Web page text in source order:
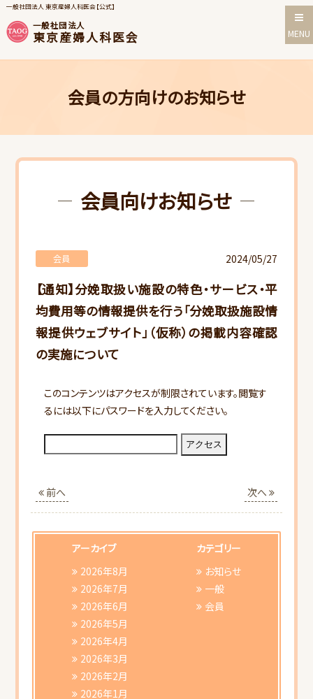
MENU
一般社団法人 東京産婦人科医会【公式】
一般社団法人
東京産婦人科医会
会員の方向けのお知らせ
会員向けお知らせ
【通知】分娩取扱い施設の特色・サービス・平
均費用等の情報提供を行う「分娩取扱施設情
報提供ウェブサイト」（仮称）の掲載内容確認
の実施について
会員 2024/05/27
このコンテンツはアクセスが制限されています。閲覧す
るには以下にパスワードを入力してください。
前へ 次へ
アーカイブ
2026年8月
2026年7月
2026年6月
2026年5月
2026年4月
2026年3月
2026年2月
2026年1月
カテゴリー
お知らせ
一般
会員
行事スケジュール
会員向けご案内
研修会ご案内
書類ダウンロード